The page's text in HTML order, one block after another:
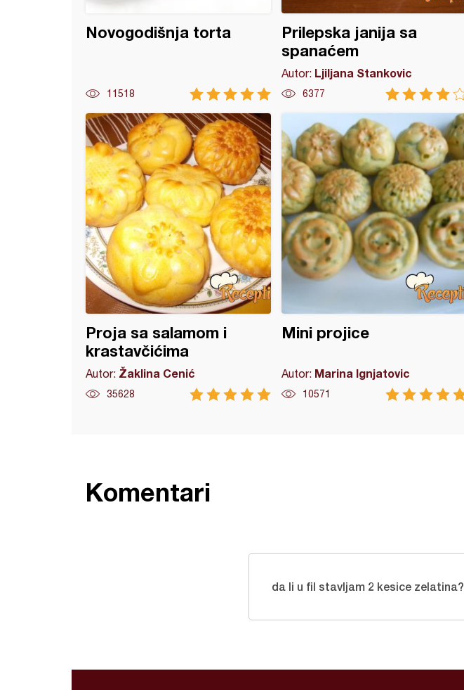
Novogodišnja torta
11518
Prilepska janija sa
spanaćem
Autor: Ljiljana Stankovic
6377
Proja sa salamom i
krastavčićima
Autor: Žaklina Cenić
35628
Mini projice
Autor: Marina Ignjatovic
10571
u jogurtu i senfu
Komentari
da li u fil stavljam 2 kesice zelatina?